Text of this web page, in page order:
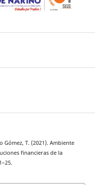
Gómez, T. (2021). Ambiente
financieras de la